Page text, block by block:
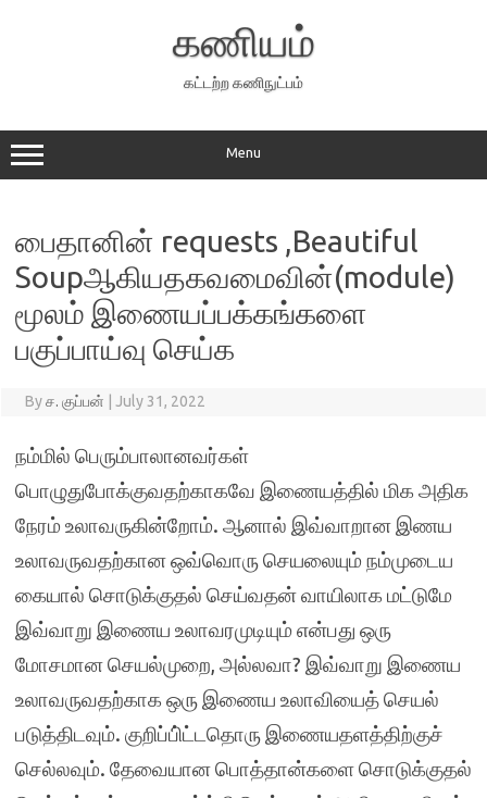
கணியம்
கட்டற்ற கணிநுட்பம்
Menu
பைதானின் requests ,Beautiful
Soupஆகியதகவமைவின்(module)
மூலம் இணையப்பக்கங்களை
பகுப்பாய்வு செய்க
Byச. குப்பன் July 31, 2022
நம்மில் பெரும்பாலானவர்கள்
பொழுதுபோக்குவதற்காகவே இணையத்தில் மிக அதிக
நேரம் உலாவருகின்றோம். ஆனால் இவ்வாறான இணய
உலாவருவதற்கான ஒவ்வொரு செயலையும் நம்முடைய
கையால் சொடுக்குதல் செய்வதன் வாயிலாக மட்டுமே
இவ்வாறு இணைய உலாவரமுடியும் என்பது ஒரு
மோசமான செயல்முறை, அல்லவா? இவ்வாறு இணைய
உலாவருவதற்காக ஒரு இணைய உலாவியைத் செயல்
படுத்திடவும். குறிப்பி்ட்டதொரு இணையதளத்திற்குச்
செல்லவும். தேவையான பொத்தான்களை சொடுக்குதல்